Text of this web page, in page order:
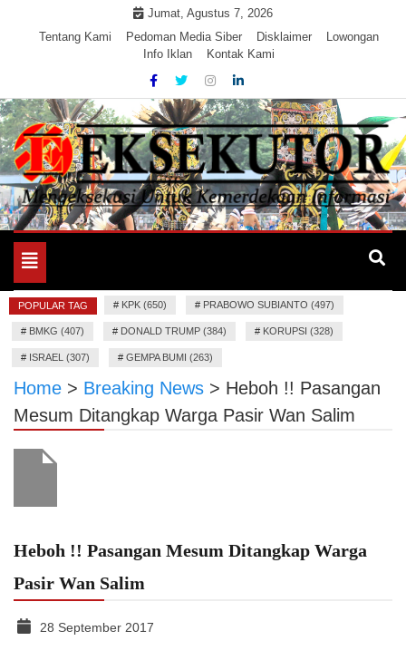
Jumat, Agustus 7, 2026
Tentang Kami
Pedoman Media Siber Disklaimer
Lowongan
Info Iklan
Kontak Kami
EKSEKUTOR
Mengeksekusi Berita Untuk Kemerdekaan dan Keadilan
Toggle
navigation
POPULAR TAG # KPK (650) # PRABOWO SUBIANTO (497)
# BMKG (407) # DONALD TRUMP (384) # KORUPSI (328)
# ISRAEL (307) # GEMPA BUMI (263)
Home > Breaking News > Heboh !! Pasangan
Mesum Ditangkap Warga Pasir Wan Salim
Heboh !! Pasangan Mesum Ditangkap Warga
Pasir Wan Salim
28 September 2017